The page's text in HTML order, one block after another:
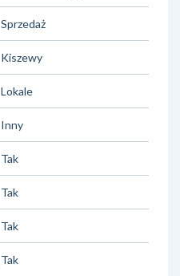
Sprzedaż
Kiszewy
Lokale
Inny
Tak
Tak
Tak
Tak